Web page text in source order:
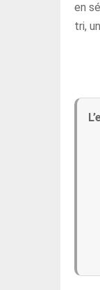
en
tri,